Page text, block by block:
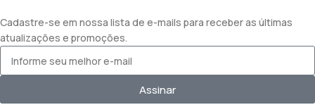
Cadastre-se em nossa lista de e-mails para receber as últimas
atualizações e promoções.
Assinar